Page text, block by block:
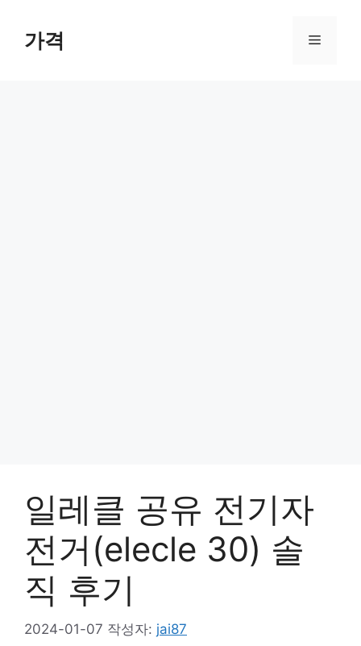
가격 메
일레클 공유 전기자
전거(elecle 30) 솔
직 후기
2024-01-07 작성자: jai87